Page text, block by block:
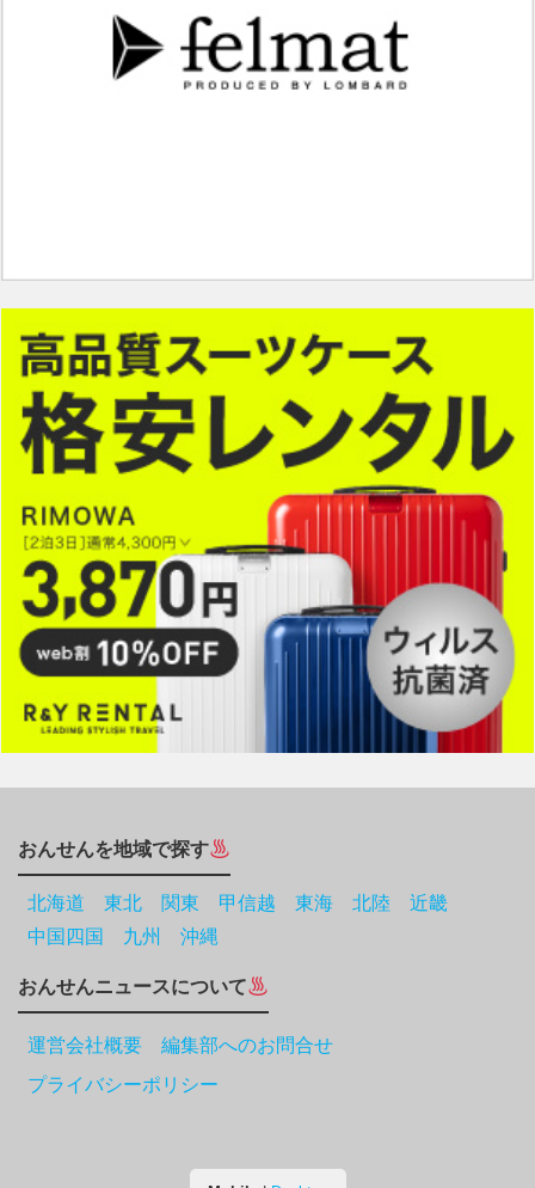
おんせんを地域で探す
北海道 東北 関東 甲信越 東海 北陸
近畿
中国四国
九州 沖縄
おんせんニュースについて
運営会社概要 編集部へのお問合せ
プライバシーポリシー